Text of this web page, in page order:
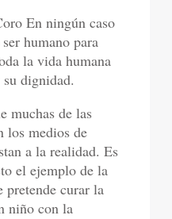
En ningún caso
humano para
la vida humana
su dignidad.
muchas de las
los medios de
a la realidad. Es
el ejemplo de la
pretende curar la
niño con la